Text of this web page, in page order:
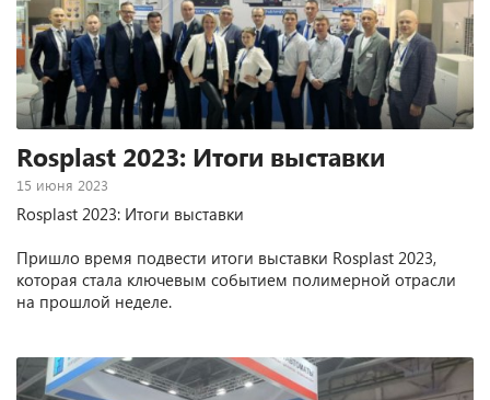
Rosplast 2023: Итоги выставки
15 июня 2023
Rosplast 2023: Итоги выставки
Пришло время подвести итоги выставки Rosplast 2023,
которая стала ключевым событием полимерной отрасли
на прошлой неделе.